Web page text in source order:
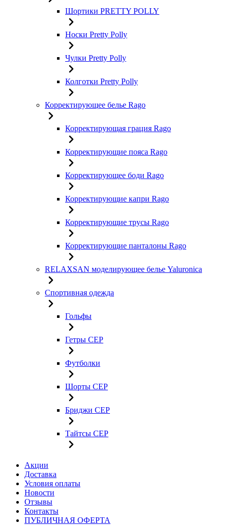
Шортики PRETTY POLLY
Носки Pretty Polly
Чулки Pretty Polly
Колготки Pretty Polly
Корректирующее белье Rago
Корректирующая грация Rago
Корректирующие пояса Rago
Корректирующее боди Rago
Корректирующие капри Rago
Корректирующие трусы Rago
Корректирующие панталоны Rago
RELAXSAN моделирующее белье Yaluroniсa
Спортивная одежда
Гольфы
Гетры CEP
Футболки
Шорты CEP
Бриджи CEP
Тайтсы CEP
Акции
Доставка
Условия оплаты
Новости
Отзывы
Контакты
ПУБЛИЧНАЯ ОФЕРТА